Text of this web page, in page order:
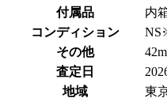
付属品
内
コンディション
その他
査定日
地域
東